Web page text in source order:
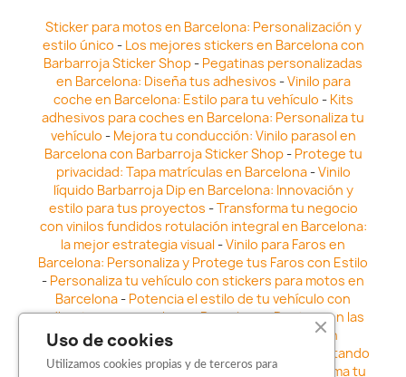
Sticker para motos en Barcelona: Personalización y
estilo único - Los mejores stickers en Barcelona con
Barbarroja Sticker Shop- Pegatinas personalizadas
en Barcelona: Diseña tus adhesivos -Vinilo para
coche en Barcelona: Estilo para tu vehículo - Kits
adhesivos para coches en Barcelona: Personaliza tu
vehículo - Mejora tu conducción: Vinilo parasol en
Barcelona con Barbarroja Sticker Shop- Protege tu
privacidad: Tapa matrículas en Barcelona-Vinilo
líquido Barbarroja Dip en Barcelona: Innovación y
estilo para tus proyectos -Transforma tu negocio
con vinilos fundidos rotulación integral en Barcelona:
la mejor estrategia visual -Vinilo para Faros en
Barcelona: Personaliza y Protege tus Faros con Estilo
- Personaliza tu vehículo con stickers para motos en
Barcelona- Potencia el estilo de tu vehículo con
adhesivos para coche en Barcelona-Destaca en las
calles: Los Mejores stickers para coches en
Vinilo para faros en Barcelona: Resaltando
la Estética y Seguridad del Automóvil- Transforma tu
Uso de cookies
Utilizamos cookies propias y de terceros para